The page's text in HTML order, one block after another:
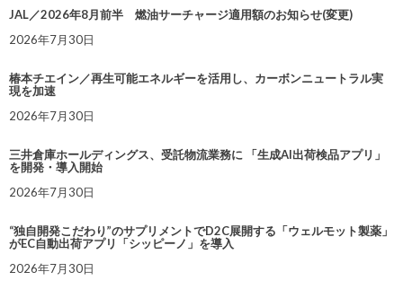
JAL／2026年8月前半 燃油サーチャージ適用額のお知らせ(変更)
2026年7月30日
椿本チエイン／再生可能エネルギーを活用し、カーボンニュートラル実
現を加速
2026年7月30日
三井倉庫ホールディングス、受託物流業務に 「生成AI出荷検品アプリ」
を開発・導入開始
2026年7月30日
“独自開発こだわり”のサプリメントでD2C展開する「ウェルモット製薬」
がEC自動出荷アプリ「シッピーノ」を導入
2026年7月30日